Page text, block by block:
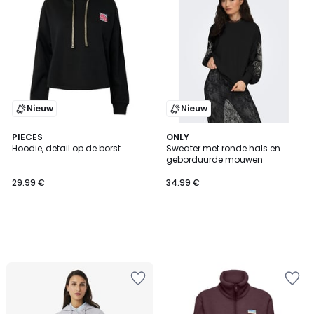
Nieuw
PIECES
Hoodie, detail op de borst
29.99 €
Nieuw
ONLY
Sweater met ronde hals en
geborduurde mouwen
34.99 €